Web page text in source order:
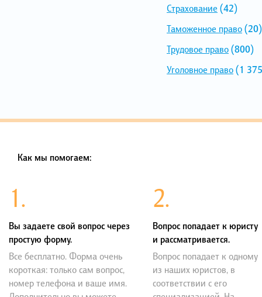
Страхование (42)
Таможенное право(20)
Трудовое право(800)
Уголовное право(1
Как мы помогаем:
1.
Вы задаете свой вопрос через
простую форму.
Все бесплатно. Форма очень
короткая: только сам вопрос,
номер телефона и ваше имя.
2.
Вопрос попадает к юристу
и рассматривается.
Вопрос попадает к одному
из наших юристов, в
соответствии с его